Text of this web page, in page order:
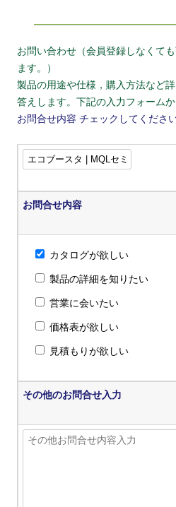
お問い合わせ（会員登録しなくて
ます。）
製品の用途や仕様，購入方法など
答えします。下記の入力フォーム
お問合せ内容 チェックしてくださ
お問合せ内容
カタログが欲しい
製品の詳細を知りたい
営業に会いたい
価格表が欲しい
見積もりが欲しい
その他のお問合せ入力